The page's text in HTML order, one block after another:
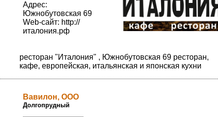
Адрес:
Южнобутовская 69
Web-сайт: http://
италония.рф
ресторан "Италония" , Южнобутовская 69 ресторан,
кафе, европейская, итальянская и японская кухни
Вавилон, ООО
Долгопрудный